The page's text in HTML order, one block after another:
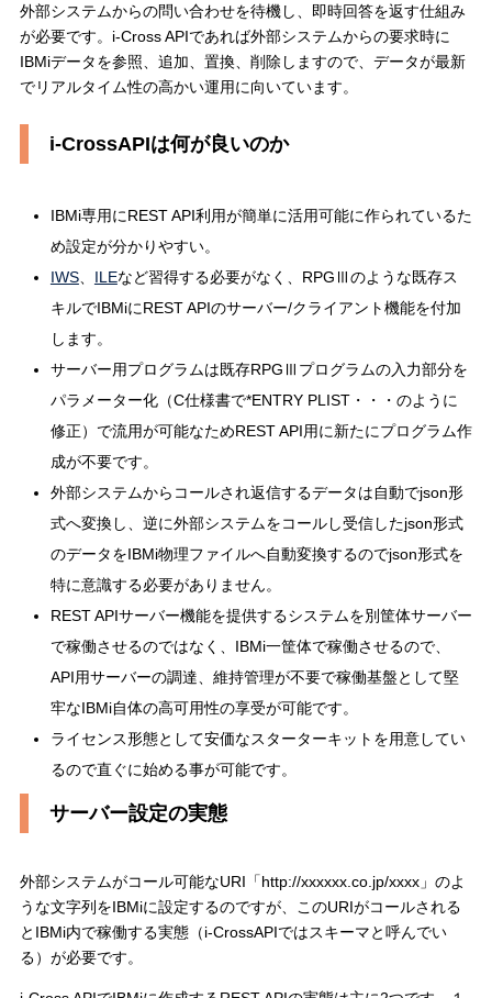
外部システムからの問い合わせを待機し、即時回答を返す仕組み
が必要です。i-Cross APIであれば外部システムからの要求時に
IBMiデータを参照、追加、置換、削除しますので、データが最新
でリアルタイム性の高かい運用に向いています。
i-CrossAPIは何が良いのか
IBMi専用にREST API利用が簡単に活用可能に作られているた
め設定が分かりやすい。
IWS、 ILEなど習得する必要がなく、RPGⅢのような既存ス
キルでIBMiにREST APIのサーバー/クライアント機能を付加
します。
サーバー用プログラムは既存RPGⅢプログラムの入力部分を
パラメーター化（C仕様書で*ENTRY PLIST・・・のように
修正）で流用が可能なためREST API用に新たにプログラム作
成が不要です。
外部システムからコールされ返信するデータは自動でjson形
式へ変換し、逆に外部システムをコールし受信したjson形式
のデータをIBMi物理ファイルへ自動変換するのでjson形式を
特に意識する必要がありません。
REST APIサーバー機能を提供するシステムを別筐体サーバー
で稼働させるのではなく、IBMi一筐体で稼働させるので、
API用サーバーの調達、維持管理が不要で稼働基盤として堅
牢なIBMi自体の高可用性の享受が可能です。
ライセンス形態として安価なスターターキットを用意してい
るので直ぐに始める事が可能です。
サーバー設定の実態
外部システムがコール可能なURI「http://xxxxxx.co.jp/xxxx」のよ
うな文字列をIBMiに設定するのですが、このURIがコールされる
とIBMi内で稼働する実態（i-CrossAPIではスキーマと呼んでい
る）が必要です。